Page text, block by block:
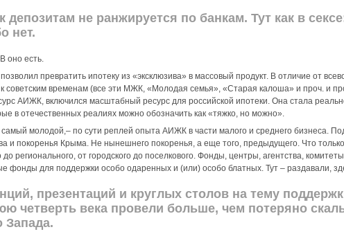
депозитам не ранжируется по банкам. Тут как в
нет.
оно есть.
позволил превратить ипотеку из «эксклюзива» в массовый продукт. В отличие от
советским временам (все эти МЖК, «Молодая семья», «Старая калоша» и проч. и
АИЖК, включился масштабный ресурс для российской ипотеки. Она стала
в отечественных реалиях можно обозначить как «тяжко, но можно».
самый молодой,– по сути реплей опыта АИЖК в части малого и среднего бизнеса.
и покоренья Крыма. Не нынешнего покоренья, а еще того, предыдущего. Что
регионального, от городского до поселкового. Фонды, центры, агентства,
фонды для поддержки особо одаренных и (или) особо блатных. Тут – раздавали,
презентаций и круглых столов на тему
четверть века провели больше, чем потеряно
Запада.